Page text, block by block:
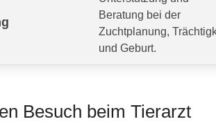
Beratung bei der
Zuchtplanung,
und Geburt.
Besuch beim Tierarzt